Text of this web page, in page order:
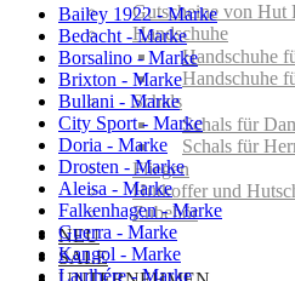
Gutscheine von Hut
Handschuhe
Handschuhe
Handschuhe
Schals
Schals für
Schals für
Fliegen
Hutkoffer und
Zubehör
NEU
SALE
Bailey 1922 - Marke
Bedacht - Marke
Borsalino - Marke
Brixton - Marke
Bullani - Marke
City Sport - Marke
Doria - Marke
Drosten - Marke
Aleisa - Marke
Falkenhagen - Marke
Guerra - Marke
Kangol - Marke
Laulhére - Marke